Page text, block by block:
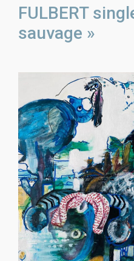
FULBERT
sauvage »